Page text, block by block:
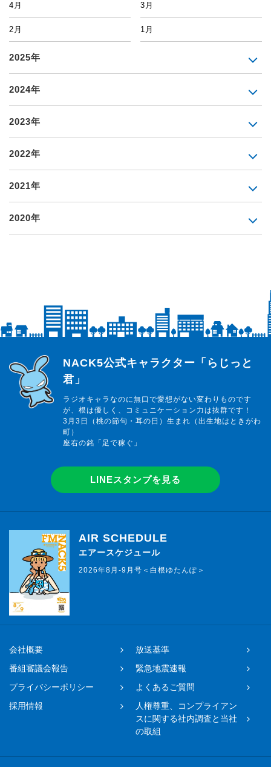
4月 3月
2月 1月
2025年
2024年
2023年
2022年
2021年
2020年
らじっと君
NACK5公式キャラクター「らじっと
君」
ラジオキャラなのに無口で愛想がない変わりものです
が、根は優しく、コミュニケーション力は抜群です！
3月3日（桃の節句・耳の日）生まれ（出生地はときがわ
町）
座右の銘「足で稼ぐ」
LINEスタンプを見る
AIR SCHEDULE
エアースケジュール
2026年8月-9月号＜白根ゆたんぽ＞
会社概要
放送基準
番組審議会報告
緊急地震速報
プライバシーポリシー
よくあるご質問
採用情報
人権尊重、コンプライアン
スに関する社内調査と当社
の取組